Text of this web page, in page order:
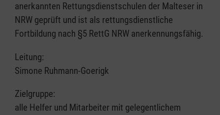
anerkannten Rettungsdienstschulen der Malteser in
NRW geprüft und ist als rettungsdienstliche
Fortbildung nach §5 RettG NRW anerkennungsfähig.
Leitung:
Simone Ruhmann-Goerigk
Zielgruppe:
alle Helfer und Mitarbeiter mit gelegentlichem